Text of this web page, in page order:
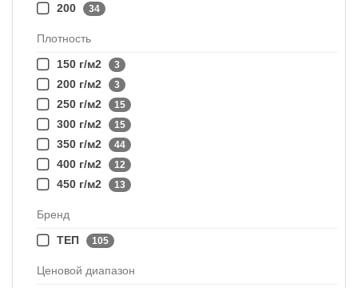
200 34
Плотность
150 г/м2
3
200 г/м2 3
250 г/м2 15
300 г/м2 15
350 г/м2 44
400 г/м2 12
450 г/м2 13
Бренд
ТЕП
105
Ценовой диапазон